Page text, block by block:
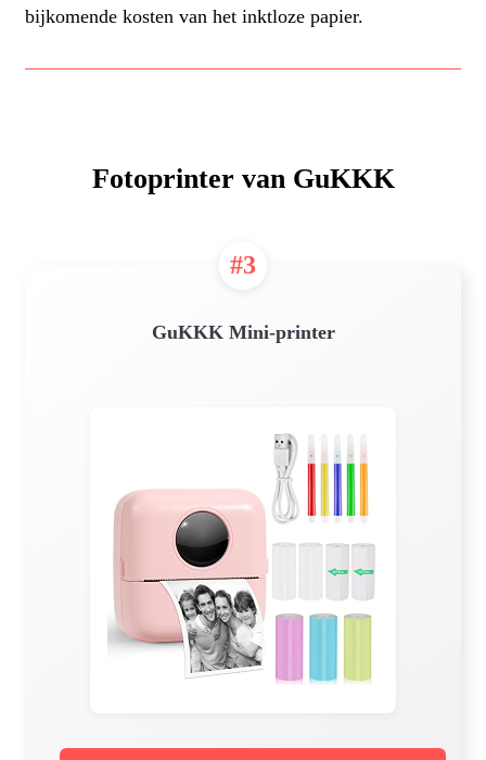
bijkomende kosten van het inktloze papier.
Fotoprinter van GuKKK
#3
GuKKK Mini-printer